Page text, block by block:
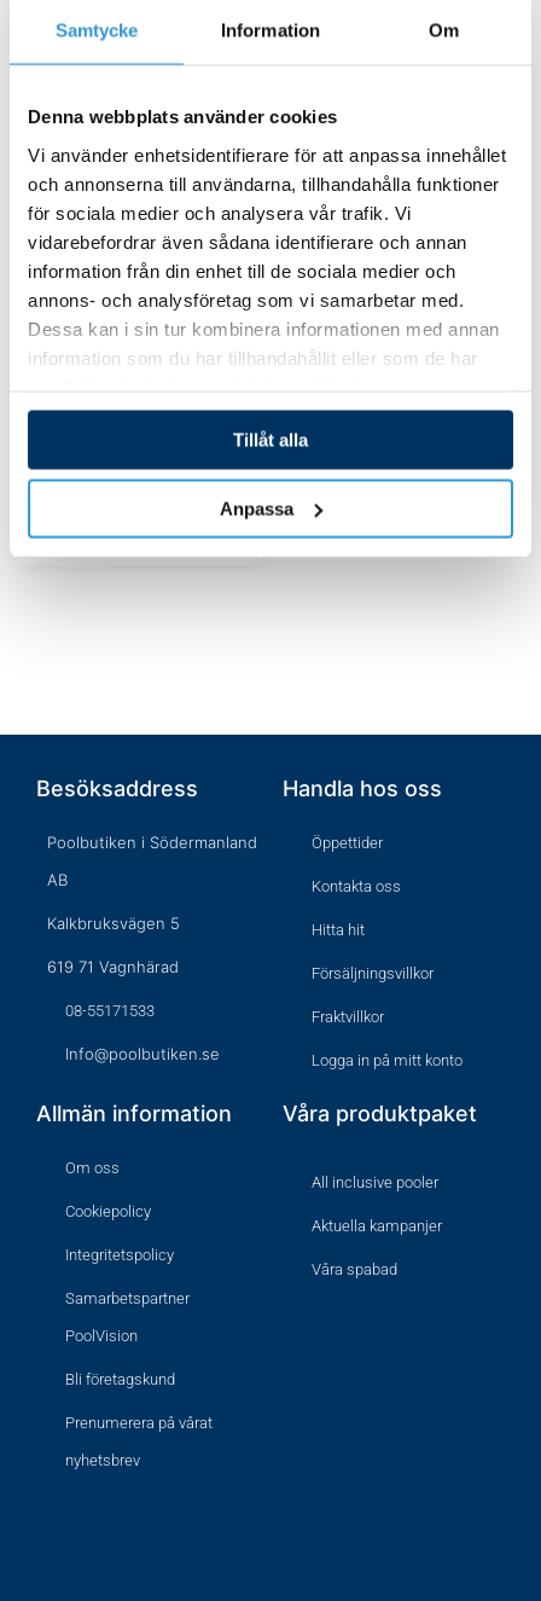
Samtycke Information Om
Denna webbplats använder cookies
Vi använder enhetsidentifierare för att anpassa innehållet
och annonserna till användarna, tillhandahålla funktioner
för sociala medier och analysera vår trafik. Vi
vidarebefordrar även sådana identifierare och annan
information från din enhet till de sociala medier och
annons- och analysföretag som vi samarbetar med.
Dessa kan i sin tur kombinera informationen med annan
information som du har tillhandahållit eller som de har
Tillåt alla
Anpassa
Reservdelar Stegar
Fäste för poolstege
Lägg till i varukorg
Besöksaddress
Poolbutiken i Södermanland
AB
Kalkbruksvägen 5
619 71 Vagnhärad
08-55171533
Info@poolbutiken.se
Handla hos oss
Öppettider
Kontakta oss
Hitta hit
Försäljningsvillkor
Fraktvillkor
Logga in på mitt konto
Allmän information
Om oss
Cookiepolicy
Integritetspolicy
Samarbetspartner
PoolVision
Bli företagskund
Prenumerera på vårat
nyhetsbrev
Våra produktpaket
All inclusive pooler
Aktuella kampanjer
Våra spabad